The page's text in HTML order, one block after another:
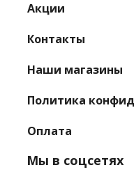
Акции
Контакты
Наши магазины
Политика
Оплата
Мы в соцсетях